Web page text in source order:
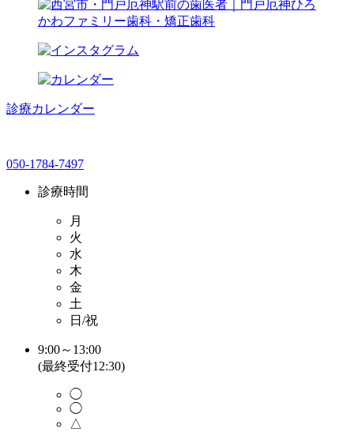
診療カレンダー
050-1784-7497
診療時間
月
火
水
木
金
土
日/祝
9:00～13:00
(最終受付12:30)
◯
◯
△